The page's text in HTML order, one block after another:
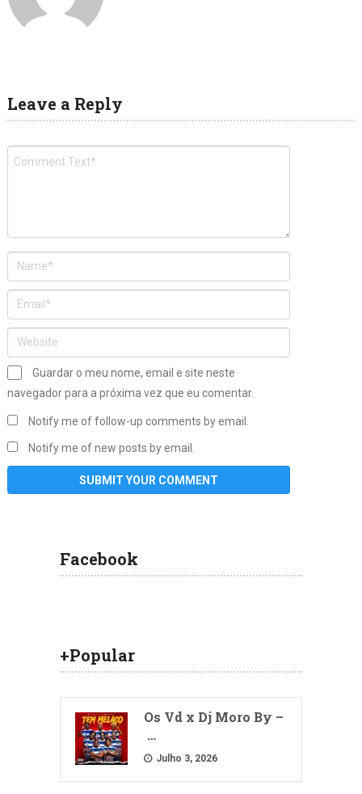
Leave a Reply
Guardar o meu nome, email e site neste
navegador para a próxima vez que eu comentar.
Notify me of follow-up comments by email.
Notify me of new posts by email.
Facebook
+Popular
Os Vd x Dj Moro By –
…
Julho 3, 2026